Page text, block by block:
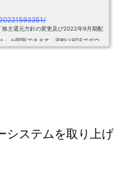
主還元方針の変更及び2022年9月期配
が閲覧できます。資料はPDFでダウ
システムを取り上げ